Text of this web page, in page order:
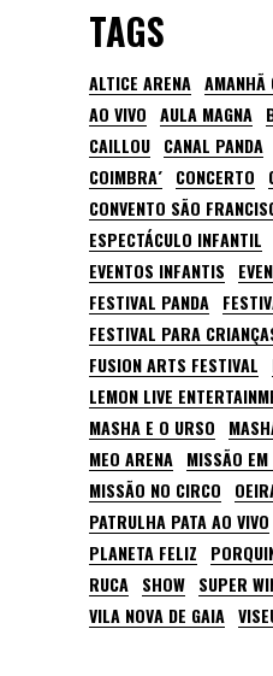
TAGS
ALTICE ARENA AMANHÃ
AO VIVO AULA MAGNA
CAILLOU CANAL PANDA
COIMBRA´ CONCERTO
CONVENTO SÃO
ESPECTÁCULO INFANTIL
EVENTOS INFANTIS
FESTIVAL PANDA
FESTIVAL PARA
FUSION ARTS FESTIVAL
LEMON LIVE
MASHA E O URSO
MEO ARENA MISSÃO
MISSÃO NO CIRCO
PATRULHA PATA AO VIVO
PLANETA FELIZ
RUCA SHOW SUPER
VILA NOVA DE GAIA